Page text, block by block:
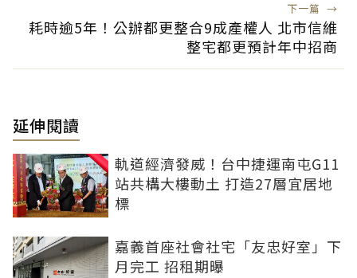
下一篇 →
耗時逾5年！公辦都更整合9成產權人 北市信維
整宅都更預計年中招商
延伸閱讀
軌道經濟發威！台中捷運南屯G11
站共構大樓動土 打造27層宜居地
標
嘉義首座社會社宅「友忠好室」下
月完工 招租期曝